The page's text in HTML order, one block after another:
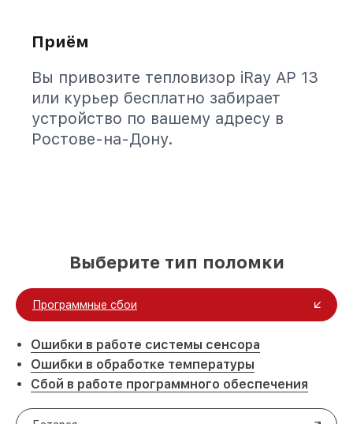
Приём
Вы привозите тепловизор iRay AP 13
или курьер бесплатно забирает
устройство по вашему адресу в
Ростове-на-Дону.
Выберите тип поломки
Программные сбои
Ошибки в работе системы сенсора
Ошибки в обработке температуры
Сбой в работе программного обеспечения